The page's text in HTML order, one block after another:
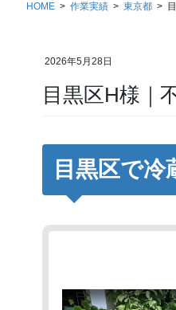
HOME 作業実績 東京都
2026年5月28日
目黒区H様｜
目黒区で